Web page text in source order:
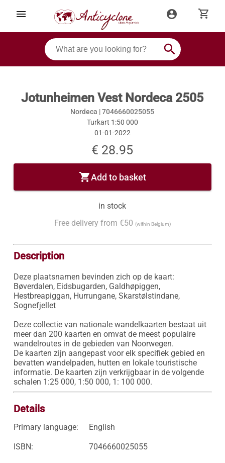
menu account_circle shopping_cart
search
Jotunheimen Vest Nordeca 2505
Nordeca |7046660025055
Turkart 1:50 000
01-01-2022
€ 28.95
shopping_cartAdd to basket
in stock
Free delivery from €50 (within Belgium)
Description
Deze plaatsnamen bevinden zich op de kaart:
Bøverdalen, Eidsbugarden, Galdhøpiggen,
Hestbreapiggan, Hurrungane, Skarstølstindane,
Sognefjellet
Deze collectie van nationale wandelkaarten bestaat uit
meer dan 200 kaarten en omvat de meest populaire
wandelroutes in de gebieden van Noorwegen.
De kaarten zijn aangepast voor elk specifiek gebied en
bevatten wandelpaden, hutten en lokale touristische
informatie. De kaarten zijn verkrijgbaar in de volgende
schalen 1:25 000, 1:50 000, 1: 100 000.
Details
Primary language: English
ISBN: 7046660025055